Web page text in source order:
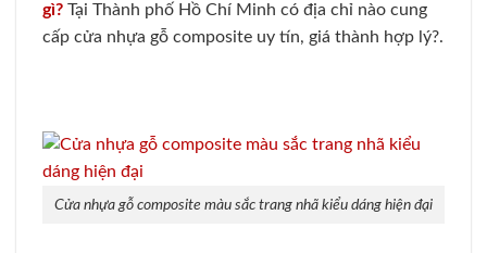
gì? Tại Thành phố Hồ Chí Minh có địa chỉ nào cung
cấp cửa nhựa gỗ composite uy tín, giá thành hợp lý?.
Cửa nhựa gỗ composite màu sắc trang nhã kiểu dáng hiện đại